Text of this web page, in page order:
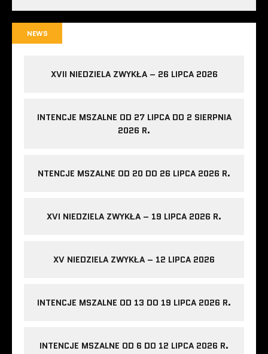
NEWS
XVII NIEDZIELA ZWYKŁA – 26 LIPCA 2026
INTENCJE MSZALNE OD 27 LIPCA DO 2 SIERPNIA
2026 R.
NTENCJE MSZALNE OD 20 DO 26 LIPCA 2026 R.
XVI NIEDZIELA ZWYKŁA – 19 LIPCA 2026 R.
XV NIEDZIELA ZWYKŁA – 12 LIPCA 2026
INTENCJE MSZALNE OD 13 DO 19 LIPCA 2026 R.
INTENCJE MSZALNE OD 6 DO 12 LIPCA 2026 R.